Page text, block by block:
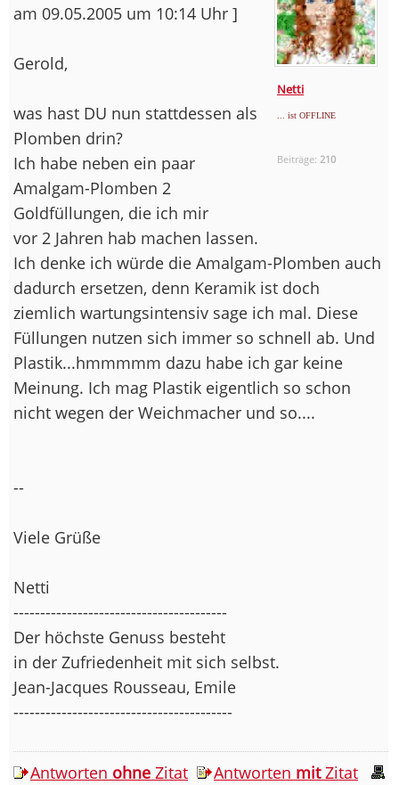
Netti
... ist OFFLINE
Beiträge: 210
am 09.05.2005 um 10:14 Uhr ]
Gerold,
was hast DU nun stattdessen als
Plomben drin?
Ich habe neben ein paar
Amalgam-Plomben 2
Goldfüllungen, die ich mir
vor 2 Jahren hab machen lassen.
Ich denke ich würde die Amalgam-Plomben auch
dadurch ersetzen, denn Keramik ist doch
ziemlich wartungsintensiv sage ich mal. Diese
Füllungen nutzen sich immer so schnell ab. Und
Plastik...hmmmmm dazu habe ich gar keine
Meinung. Ich mag Plastik eigentlich so schon
nicht wegen der Weichmacher und so....
--
Viele Grüße
Netti
----------------------------------------
Der höchste Genuss besteht
in der Zufriedenheit mit sich selbst.
Jean-Jacques Rousseau, Emile
-----------------------------------------
Antworten ohne Zitat Antworten mitZitat